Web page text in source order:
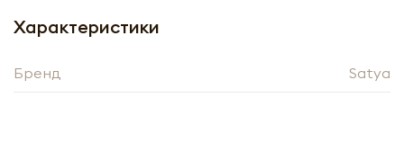
Характеристики
Бренд Satya